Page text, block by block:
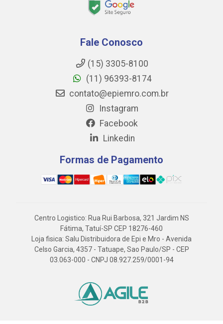
Fale Conosco
(15) 3305-8100
(11) 96393-8174
contato@epiemro.com.br
Instagram
Facebook
Linkedin
Formas de Pagamento
Centro Logistico: Rua Rui Barbosa, 321 Jardim NS
Fátima, Tatuí-SP CEP 18276-460
Loja fisica: Salu Distribuidora de Epi e Mro - Avenida
Celso Garcia, 4357 - Tatuape, Sao Paulo/SP - CEP
03.063-000 - CNPJ 08.927.259/0001-94